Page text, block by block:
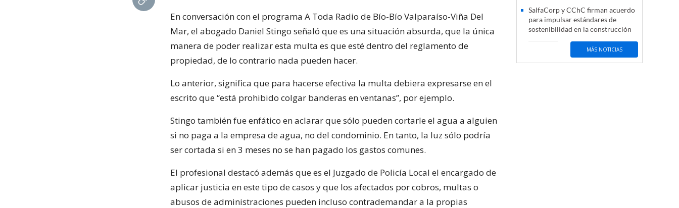
En conversación con el programa A Toda Radio de Bío-Bío Valparaíso-Viña Del
Mar, el abogado Daniel Stingo señaló que es una situación absurda, que la única
manera de poder realizar esta multa es que esté dentro del reglamento de
propiedad, de lo contrario nada pueden hacer.
Lo anterior, significa que para hacerse efectiva la multa debiera expresarse en el
escrito que “está prohibido colgar banderas en ventanas”, por ejemplo.
Stingo también fue enfático en aclarar que sólo pueden cortarle el agua a alguien
si no paga a la empresa de agua, no del condominio. En tanto, la luz sólo podría
ser cortada si en 3 meses no se han pagado los gastos comunes.
El profesional destacó además que es el Juzgado de Policía Local el encargado de
aplicar justicia en este tipo de casos y que los afectados por cobros, multas o
abusos de administraciones pueden incluso contrademandar a la propias
SalfaCorp y CChC firman acuerdo
para impulsar estándares de
sostenibilidad en la construcción
MÁS NOTICIAS